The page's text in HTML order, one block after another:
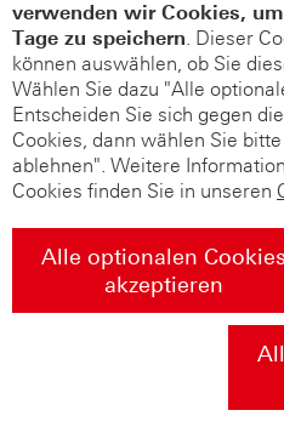
verwenden wir Cookies,
Tage zu speichern. Dieser
können auswählen, ob Sie
Wählen Sie dazu "Alle
Entscheiden Sie sich gegen
Cookies, dann wählen Sie
ablehnen". Weitere
Cookies finden Sie in unseren
Alle optionalen Cookies
akzeptieren